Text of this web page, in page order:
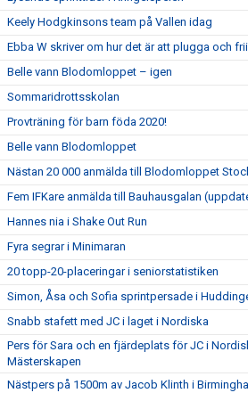
Keely Hodgkinsons team på Vallen idag
Ebba W skriver om hur det är att plugga och
Belle vann Blodomloppet – igen
Sommaridrottsskolan
Provträning för barn föda 2020!
Belle vann Blodomloppet
Nästan 20 000 anmälda till Blodomloppet
Fem IFKare anmälda till Bauhausgalan
Hannes nia i Shake Out Run
Fyra segrar i Minimaran
20 topp-20-placeringar i seniorstatistiken
Simon, Åsa och Sofia sprintpersade i
Snabb stafett med JC i laget i Nordiska
Pers för Sara och en fjärdeplats för JC i
Mästerskapen
Nästpers på 1500m av Jacob Klinth i